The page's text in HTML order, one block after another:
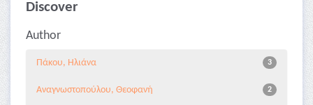
Discover
Author
3
Πάκου, Ηλιάνα
2
Αναγνωστοπούλου, Θεοφανή